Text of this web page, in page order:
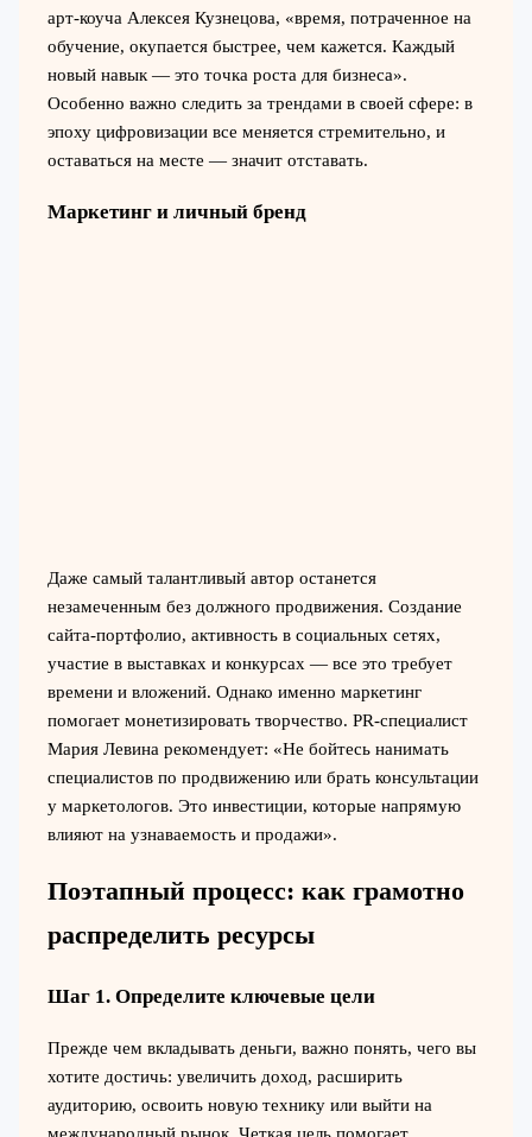
арт-коуча Алексея Кузнецова, «время, потраченное на
обучение, окупается быстрее, чем кажется. Каждый
новый навык — это точка роста для бизнеса».
Особенно важно следить за трендами в своей сфере: в
эпоху цифровизации все меняется стремительно, и
оставаться на месте — значит отставать.
Маркетинг и личный бренд
Даже самый талантливый автор останется
незамеченным без должного продвижения. Создание
сайта-портфолио, активность в социальных сетях,
участие в выставках и конкурсах — все это требует
времени и вложений. Однако именно маркетинг
помогает монетизировать творчество. PR-специалист
Мария Левина рекомендует: «Не бойтесь нанимать
специалистов по продвижению или брать консультации
у маркетологов. Это инвестиции, которые напрямую
влияют на узнаваемость и продажи».
Поэтапный процесс: как грамотно
распределить ресурсы
Шаг 1. Определите ключевые цели
Прежде чем вкладывать деньги, важно понять, чего вы
хотите достичь: увеличить доход, расширить
аудиторию, освоить новую технику или выйти на